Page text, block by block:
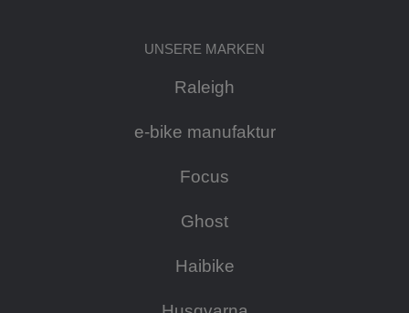
UNSERE MARKEN
Raleigh
e-bike manufaktur
Focus
Ghost
Haibike